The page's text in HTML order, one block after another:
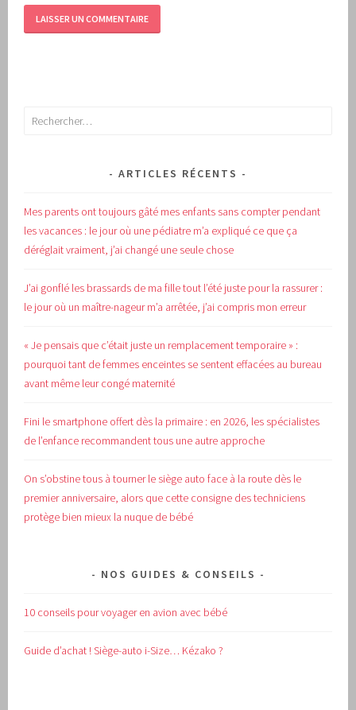
Rechercher :
ARTICLES RÉCENTS
Mes parents ont toujours gâté mes enfants sans compter pendant
les vacances : le jour où une pédiatre m’a expliqué ce que ça
déréglait vraiment, j’ai changé une seule chose
J’ai gonflé les brassards de ma fille tout l’été juste pour la rassurer :
le jour où un maître-nageur m’a arrêtée, j’ai compris mon erreur
« Je pensais que c’était juste un remplacement temporaire » :
pourquoi tant de femmes enceintes se sentent effacées au bureau
avant même leur congé maternité
Fini le smartphone offert dès la primaire : en 2026, les spécialistes
de l’enfance recommandent tous une autre approche
On s’obstine tous à tourner le siège auto face à la route dès le
premier anniversaire, alors que cette consigne des techniciens
protège bien mieux la nuque de bébé
NOS GUIDES & CONSEILS
10 conseils pour voyager en avion avec bébé
Guide d’achat !Siège-auto i-Size… Kézako ?